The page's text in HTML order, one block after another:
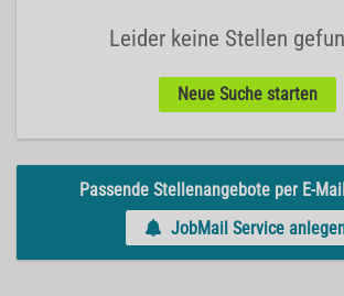
Leider keine Stellen
Neue Suche starten
Passende Stellenangebote per E-
JobMail Service